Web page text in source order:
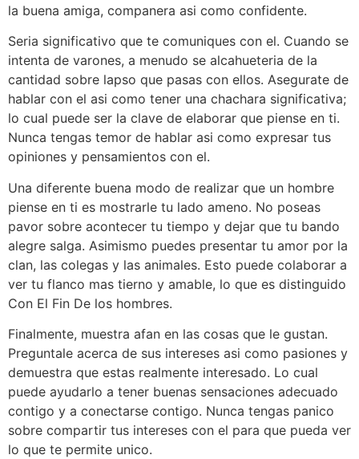
la buena amiga, companera asi­ como confidente.
Seri­a significativo que te comuniques con el. Cuando se
intenta de varones, a menudo se alcahueteria de la
cantidad sobre lapso que pasas con ellos. Asegurate de
hablar con el asi­ como tener una chachara significativa;
lo cual puede ser la clave de elaborar que piense en ti.
Nunca tengas temor de hablar asi­ como expresar tus
opiniones y pensamientos con el.
Una diferente buena modo de realizar que un hombre
piense en ti es mostrarle tu lado ameno. No poseas
pavor sobre acontecer tu tiempo y dejar que tu bando
alegre salga. Asimismo puedes presentar tu amor por la
clan, las colegas y las animales. Esto puede colaborar a
ver tu flanco mas tierno y amable, lo que es distinguido
Con El Fin De los hombres.
Finalmente, muestra afan en las cosas que le gustan.
Preguntale acerca de sus intereses asi­ como pasiones y
demuestra que estas realmente interesado. Lo cual
puede ayudarlo a tener buenas sensaciones adecuado
contigo y a conectarse contigo. Nunca tengas panico
sobre compartir tus intereses con el para que pueda ver
lo que te permite unico.